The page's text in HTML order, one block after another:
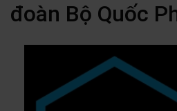
đoàn Bộ Quốc